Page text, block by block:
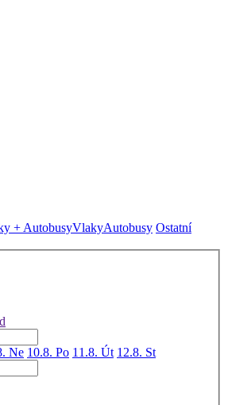
+ AutobusyVlakyAutobusy Ostatní
Ne 10.8. Po 11.8. Út 12.8. St